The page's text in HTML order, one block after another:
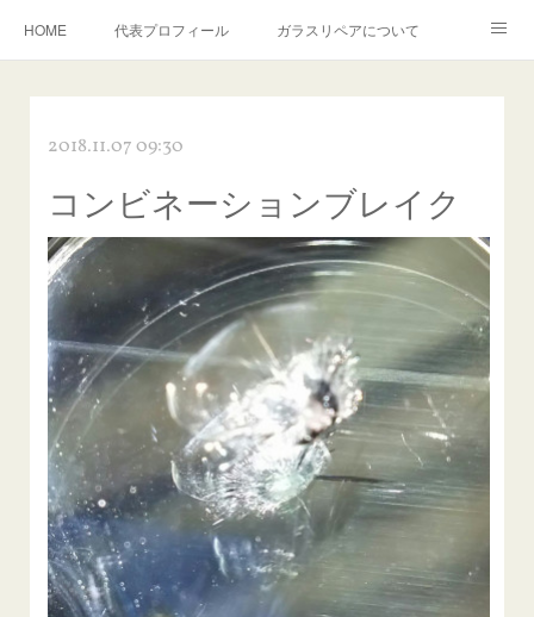
HOME 代表プロフィール ガラスリペアについて
飛び石施工料金について
当店へのアクセス 建築ガラスキズ取り・研磨・磨き
【プロ使用】フッ素系ガラストリートメント『アクアペル』
当店の良心的価格の理由について
欧州車モールの白サビやシミを落とす！
instagram記事 ガラスリペア施工価格
飛び石ひび割れでヒビ先が伸びた場合は？
2018.11.07 09:30
コンビネーションブレイク